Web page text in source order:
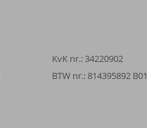
KvK nr.: 34220902
BTW nr.: 814395892 B01